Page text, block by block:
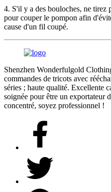
4. S'il y a des bouloches, ne tirez
pour couper le pompon afin
cause d'un fil coupé.
Shenzhen Wonderfulgold
commandes de tricots avec
séries ; haute qualité. Excellente
soignée pour être un exportateur
concentré, soyez professionnel !